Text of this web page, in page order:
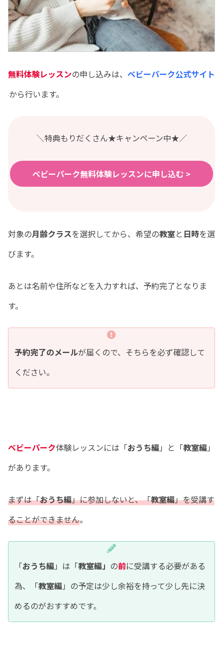
無料体験レッスンの申し込みは、 ベビーパーク公式サイト
から行います。
＼特典もりだくさん★キャンペーン中★／
ベビーパーク無料体験レッスンに申し込む >
対象の月齢クラスを選択してから、希望の教室と 日時を選
びます。
あとは名前や住所などを入力すれば、予約完了となりま
す。
予約完了のメールが届くので、そちらを必ず確認して
ください。
ベビーパーク体験レッスンには「おうち編 」と「教室編 」
があります。
まずは「おうち編」に参加しないと、「教室編」を受講す
ることができません。
「おうち編 」は「教室編」 の前に受講する必要がある
為、「教室編 」の予定は少し余裕を持って少し先に決
めるのがおすすめです。